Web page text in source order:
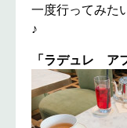
一度行ってみた
♪
「ラデュレ ア